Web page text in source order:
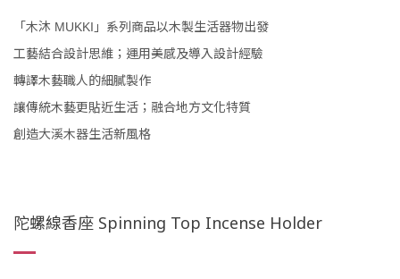
「木沐 MUKKI 」系列商品以木製生活器物出發
工藝結合設計思維；運用美感及導入設計經驗
轉譯木藝職人的細膩製作
讓傳統木藝更貼近生活；融合地方文化特質
創造大溪木器生活新風格
陀螺線香座 Spinning Top Incense Holder